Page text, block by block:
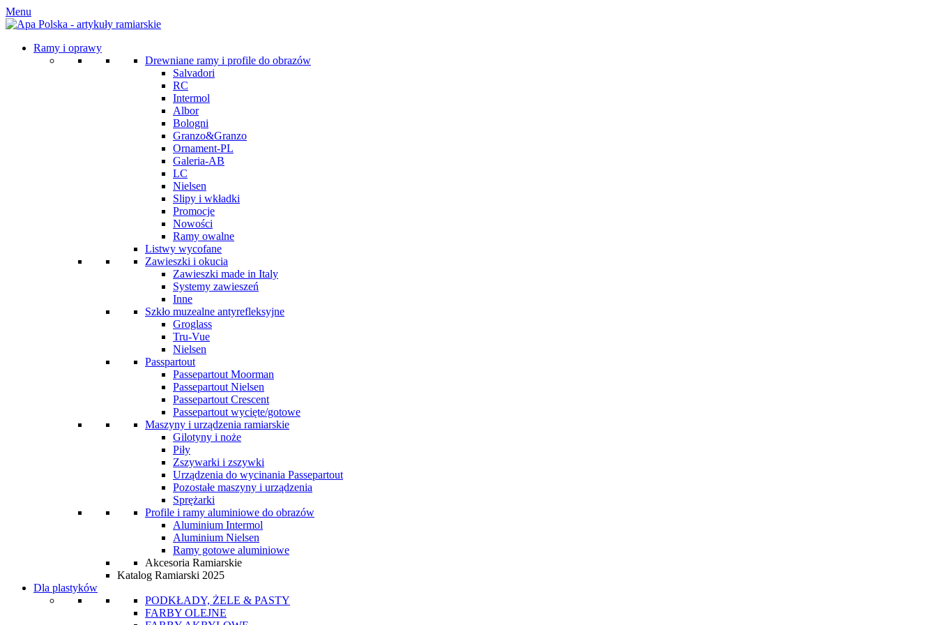
Menu
Ramy i oprawy
Drewniane ramy i profile do obrazów
Salvadori
RC
Intermol
Albor
Bologni
Granzo&Granzo
Ornament-PL
Galeria-AB
LC
Nielsen
Slipy i wkładki
Promocje
Nowości
Ramy owalne
Listwy wycofane
Zawieszki i okucia
Zawieszki made in Italy
Systemy zawieszeń
Inne
Szkło muzealne antyrefleksyjne
Groglass
Tru-Vue
Nielsen
Passpartout
Passepartout Moorman
Passepartout Nielsen
Passepartout Crescent
Passepartout wycięte/gotowe
Maszyny i urządzenia ramiarskie
Gilotyny i noże
Piły
Zszywarki i zszywki
Urządzenia do wycinania Passepartout
Pozostałe maszyny i urządzenia
Sprężarki
Profile i ramy aluminiowe do obrazów
Aluminium Intermol
Aluminium Nielsen
Ramy gotowe aluminiowe
Akcesoria Ramiarskie
Katalog Ramiarski 2025
Dla plastyków
PODKŁADY, ŻELE & PASTY
FARBY OLEJNE